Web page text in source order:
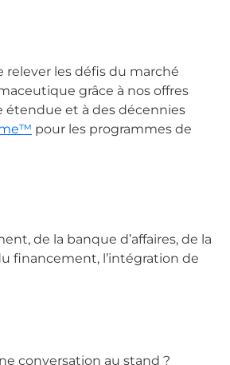
relever les défis du marché
grâce à nos offres
étendue et à des décennies
pour les programmes de
de la banque d’affaires, de la
financement, l’intégration de
conversation au stand ?